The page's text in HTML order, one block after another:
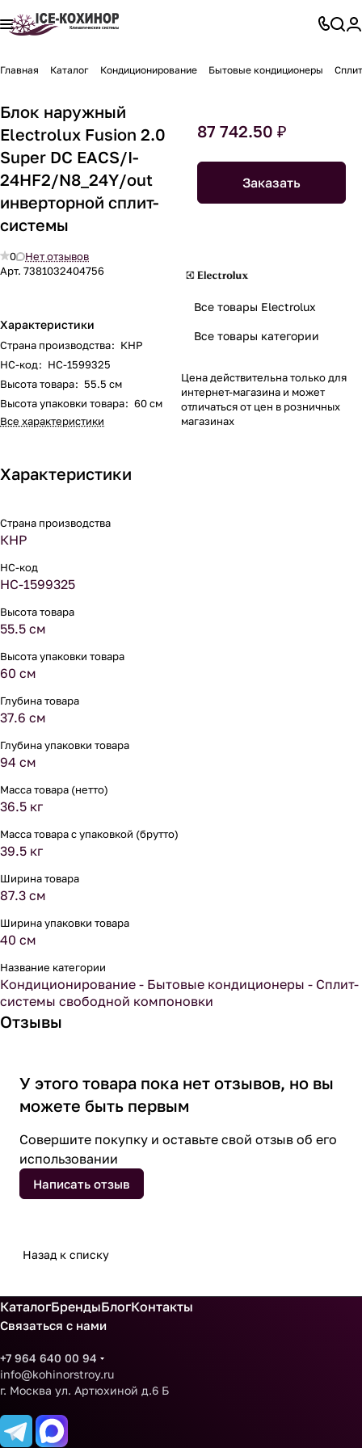
Главная Каталог Кондиционирование Бытовые кондиционеры
Блок наружный
Electrolux Fusion 2.0
Super DC EACS/I-
24HF2/N8_24Y/out
инверторной сплит-
системы
0
Нет отзывов
Арт. 7381032404756
Характеристики
Страна производства: КНР
НС-код: НС-1599325
Высота товара: 55.5 см
Высота упаковки товара: 60 см
Все характеристики
87 742.50 ₽
Заказать
Все товары Electrolux
Все товары категории
Цена действительна только для
интернет-магазина и может
отличаться от цен в розничных
магазинах
Характеристики
Страна производства
КНР
НС-код
НС-1599325
Высота товара
55.5 см
Высота упаковки товара
60 см
Глубина товара
37.6 см
Глубина упаковки товара
94 см
Масса товара (нетто)
36.5 кг
Масса товара с упаковкой (брутто)
39.5 кг
Ширина товара
87.3 см
Ширина упаковки товара
40 см
Название категории
Кондиционирование - Бытовые кондиционеры - Сплит-
системы свободной компоновки
Отзывы
У этого товара пока нет отзывов, но вы
можете быть первым
Совершите покупку и оставьте свой отзыв об его
использовании
Написать отзыв
Назад к списку
КаталогБрендыБлогКонтакты
Связаться с нами
+7 964 640 00 94
info@kohinorstroy.ru
г. Москва ул. Артюхиной д.6 Б